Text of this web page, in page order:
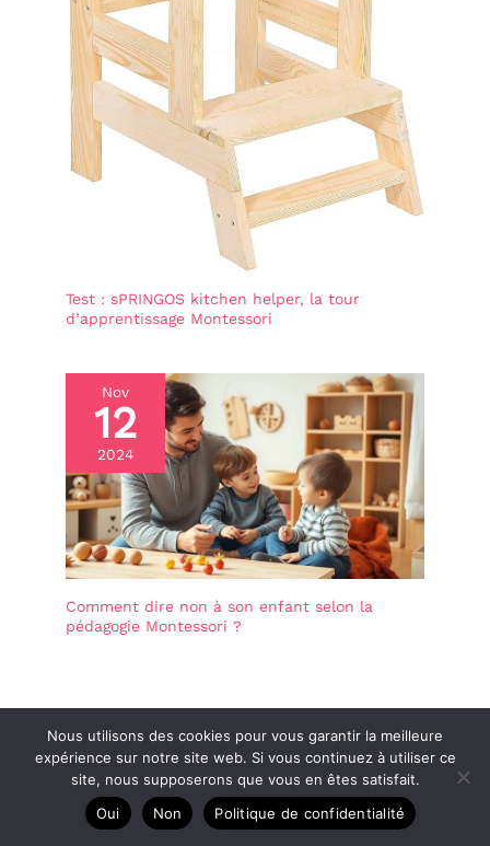
Test : sPRINGOS kitchen helper, la tour
d’apprentissage Montessori
Nov
12
2024
Comment dire non à son enfant selon la
pédagogie Montessori ?
Nous utilisons des cookies pour vous garantir la meilleure
expérience sur notre site web. Si vous continuez à utiliser ce
site, nous supposerons que vous en êtes satisfait.
Oui
Non Politique de confidentialité